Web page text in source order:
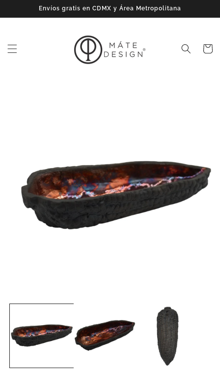
directamente
al contenido
Envíos gratis en CDMX y Área Metropolitana
Carrito